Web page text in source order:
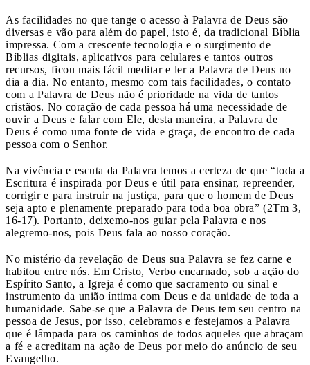
As facilidades no que tange o acesso à Palavra de Deus são
diversas e vão para além do papel, isto é, da tradicional Bíblia
impressa. Com a crescente tecnologia e o surgimento de
Bíblias digitais, aplicativos para celulares e tantos outros
recursos, ficou mais fácil meditar e ler a Palavra de Deus no
dia a dia. No entanto, mesmo com tais facilidades, o contato
com a Palavra de Deus não é prioridade na vida de tantos
cristãos. No coração de cada pessoa há uma necessidade de
ouvir a Deus e falar com Ele, desta maneira, a Palavra de
Deus é como uma fonte de vida e graça, de encontro de cada
pessoa com o Senhor.
Na vivência e escuta da Palavra temos a certeza de que “toda a
Escritura é inspirada por Deus e útil para ensinar, repreender,
corrigir e para instruir na justiça, para que o homem de Deus
seja apto e plenamente preparado para toda boa obra” (2Tm 3,
16-17). Portanto, deixemo-nos guiar pela Palavra e nos
alegremo-nos, pois Deus fala ao nosso coração.
No mistério da revelação de Deus sua Palavra se fez carne e
habitou entre nós. Em Cristo, Verbo encarnado, sob a ação do
Espírito Santo, a Igreja é como que sacramento ou sinal e
instrumento da união íntima com Deus e da unidade de toda a
humanidade. Sabe-se que a Palavra de Deus tem seu centro na
pessoa de Jesus, por isso, celebramos e festejamos a Palavra
que é lâmpada para os caminhos de todos aqueles que abraçam
a fé e acreditam na ação de Deus por meio do anúncio de seu
Evangelho.